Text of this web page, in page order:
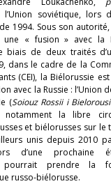
soviétique, lors
1994. Sous son autorité,
une « fusion » avec la
biais de deux traités
dans le cadre de la
(CEI), la Biélorussie
avec la Russie : l’Union
(Soiouz Rossii i
notamment la libre
et biélorusses sur le
unis depuis 2010
d’une prochaine
pourrait prendre la
russo-biélorusse.